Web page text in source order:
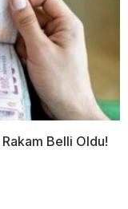
Belli Oldu!